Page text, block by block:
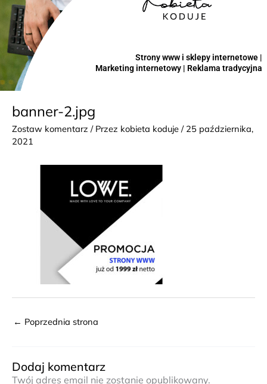
Strony www i sklepy internetowe |
Marketing internetowy | Reklama tradycyjna
banner-2.jpg
Zostaw komentarz / Przez kobieta koduje / 25 października,
2021
← Poprzednia strona
Dodaj komentarz
Twój adres email nie zostanie opublikowany.